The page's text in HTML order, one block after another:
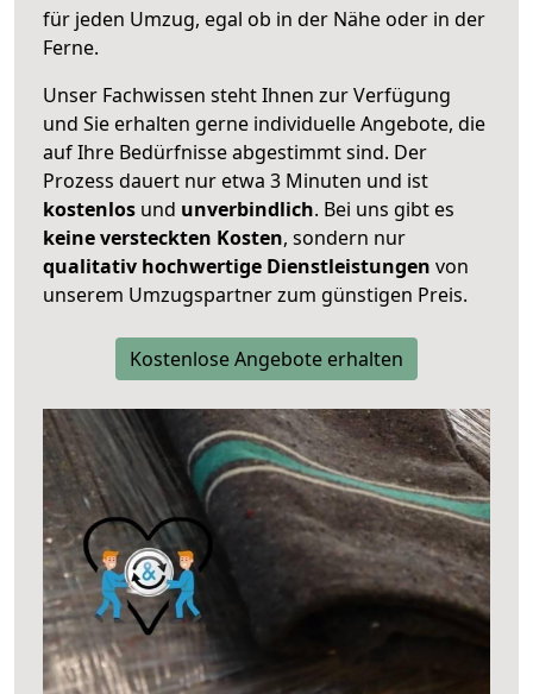
für jeden Umzug, egal ob in der Nähe oder in der
Ferne.
Unser Fachwissen steht Ihnen zur Verfügung
und Sie erhalten gerne individuelle Angebote, die
auf Ihre Bedürfnisse abgestimmt sind. Der
Prozess dauert nur etwa 3 Minuten und ist
kostenlos und unverbindlich. Bei uns gibt es
keine versteckten Kosten, sondern nur
qualitativ hochwertige Dienstleistungen von
unserem Umzugspartner zum günstigen Preis.
Kostenlose Angebote erhalten